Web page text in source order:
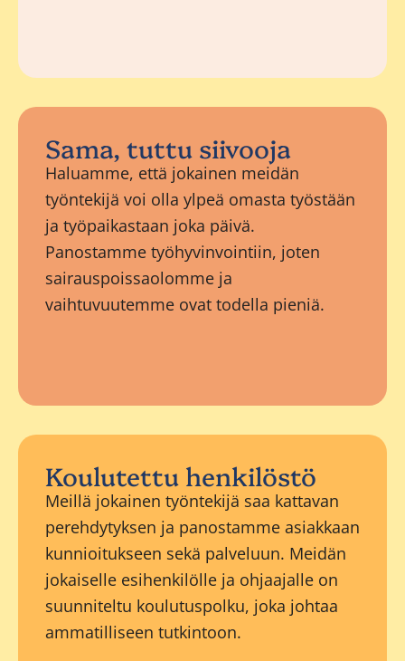
Sama, tuttu siivooja
Haluamme, että jokainen meidän
työntekijä voi olla ylpeä omasta työstään
ja työpaikastaan joka päivä.
Panostamme työhyvinvointiin, joten
sairauspoissaolomme ja
vaihtuvuutemme ovat todella pieniä.
Koulutettu henkilöstö
Meillä jokainen työntekijä saa kattavan
perehdytyksen ja panostamme asiakkaan
kunnioitukseen sekä palveluun. Meidän
jokaiselle esihenkilölle ja ohjaajalle on
suunniteltu koulutuspolku, joka johtaa
ammatilliseen tutkintoon.